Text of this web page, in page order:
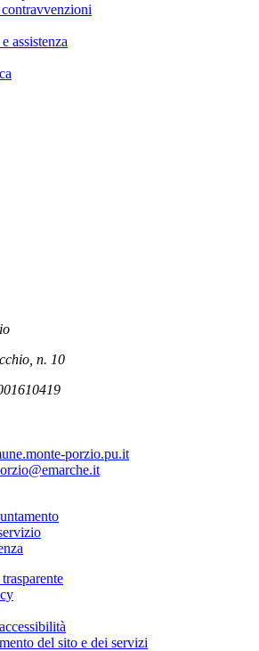
assistenza
n. 10
porzio.pu.it
del sito e dei servizi